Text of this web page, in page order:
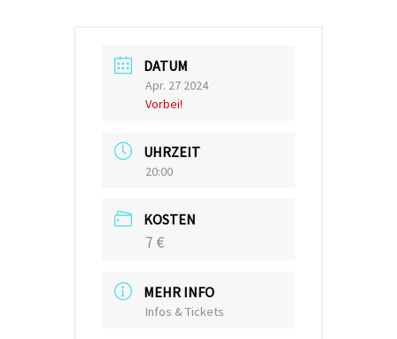
DATUM
Apr. 27 2024
Vorbei!
UHRZEIT
20:00
KOSTEN
7 €
MEHR INFO
Infos & Tickets